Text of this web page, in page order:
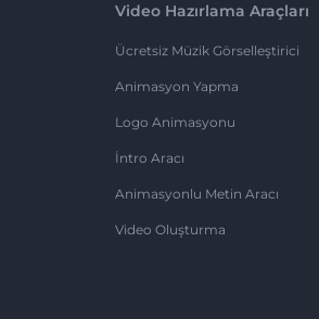
Video Hazırlama Araçları
Ücretsiz Müzik Görselleştirici
Animasyon Yapma
Logo Animasyonu
İntro Aracı
Animasyonlu Metin Aracı
Video Oluşturma